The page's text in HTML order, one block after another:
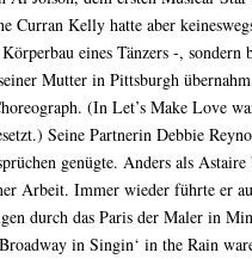
Curran Kelly hatte aber
eines Tänzers -,
Mutter in Pittsburgh
(In Let’s Make Love
Seine Partnerin Debbie
genügte. Anders als
Arbeit. Immer wieder führte er
durch das Paris der Maler in
in Singin‘ in the Rain